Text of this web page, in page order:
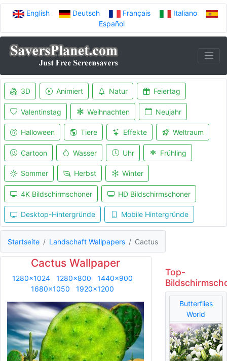
English Deutsch Français
Italiano
Español
3D Animiert Natur Feiertag
Valentinstag Weihnachten Neujahr
Halloween Tiere Effekte Weltraum
Cartoon Wasser Uhr Frühling
Sommer Herbst Winter
4K Bildschirmschoner HD Bildschirmschoner
Desktop-Hintergründe Mobile Hintergründe
Startseite Landschaft Wallpapers Cactus
Cactus Wallpaper
1280x1024 1280x800
1440x900
1680x1050
1920x1200
Top-
Butterflies
World